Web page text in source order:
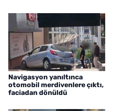
Navigasyon yanıltınca
otomobil merdivenlere çıktı,
faciadan dönüldü